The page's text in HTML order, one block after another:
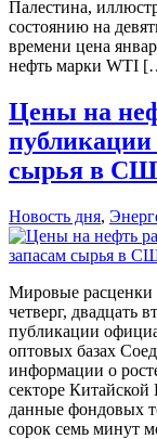
Палестина,
состоянию на
времени цена
нефть марки WTI
Цены на
публикации
сырья в
Новость дня,
Мировые расценки
четверг, двадцать
публикации
оптовых базах
информации о
секторе
данные фондовых
сорок семь минут